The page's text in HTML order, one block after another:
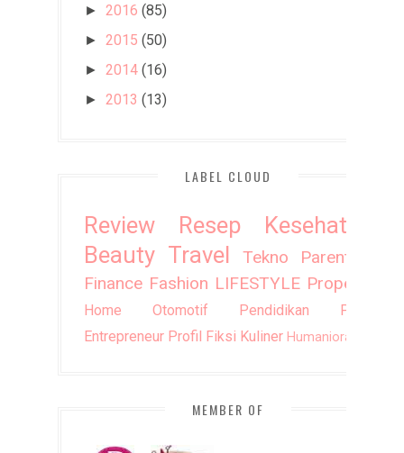
► 2016 (85)
► 2015 (50)
► 2014 (16)
► 2013 (13)
LABEL CLOUD
Review Resep
Kesehatan
Beauty Travel Tekno
Parenting
Finance Fashion LIFESTYLE Property
Home Otomotif Pendidikan
Puisi
Entrepreneur Profil Fiksi Kuliner Humaniora
MEMBER OF